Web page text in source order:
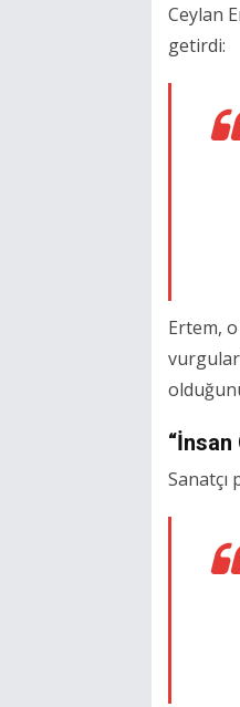
Ceylan
getirdi:
Ertem,
“İnsan
Sanatçı